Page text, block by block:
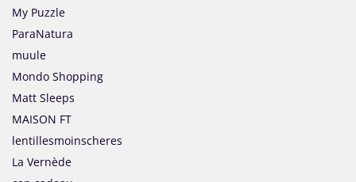
My Puzzle
ParaNatura
muule
Mondo Shopping
Matt Sleeps
MAISON FT
lentillesmoinscheres
La Vernède